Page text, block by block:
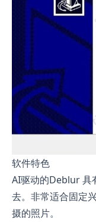
软件特色
AI驱动的Deblur 具
去。非常适合固定
摄的照片。